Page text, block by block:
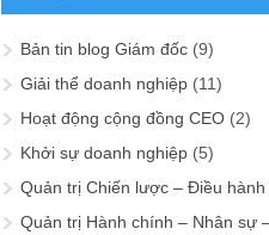
Bản tin blog Giám đốc (9)
Giải thể doanh nghiệp (11)
Hoạt động cộng đồng CEO (2)
Khởi sự doanh nghiệp (5)
Quản trị Chiến lược – Điều hành
Quản trị Hành chính – Nhân sự